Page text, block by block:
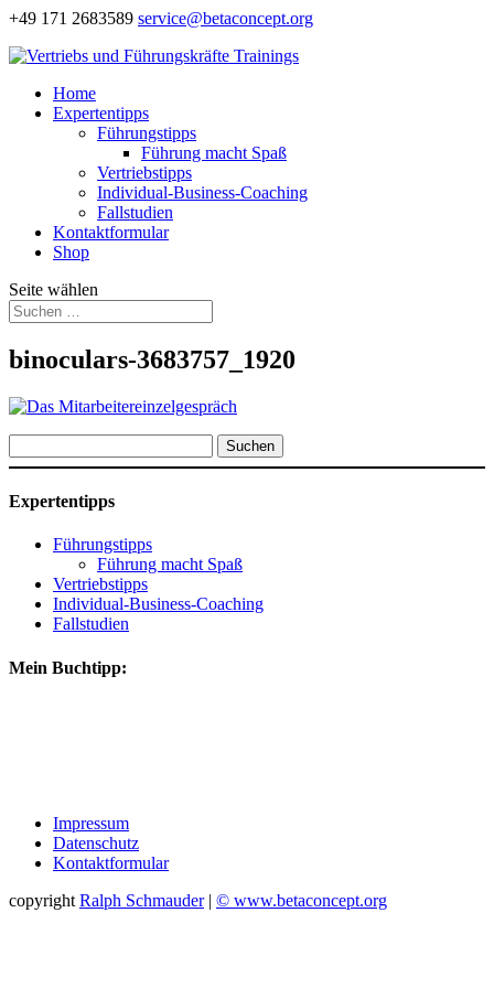
+49 171 2683589 service@betaconcept.org
Home
Expertentipps
Führungstipps
Führung macht Spaß
Vertriebstipps
Individual-Business-Coaching
Fallstudien
Kontaktformular
Shop
Seite wählen
binoculars-3683757_1920
nach:
Expertentipps
Führungstipps
Führung macht Spaß
Vertriebstipps
Individual-Business-Coaching
Fallstudien
Mein Buchtipp:
Impressum
Datenschutz
Kontaktformular
copyright Ralph Schmauder| © www.betaconcept.org